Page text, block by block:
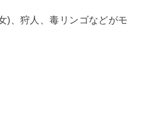
)、狩人、毒リンゴなどがモ